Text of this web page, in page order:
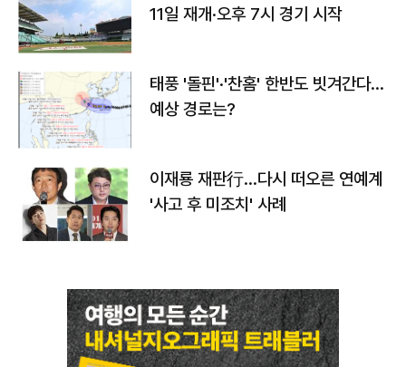
11일 재개·오후 7시 경기 시작
태풍 '돌핀'·'찬홈' 한반도 빗겨간다…
예상 경로는?
이재룡 재판行…다시 떠오른 연예계
'사고 후 미조치' 사례